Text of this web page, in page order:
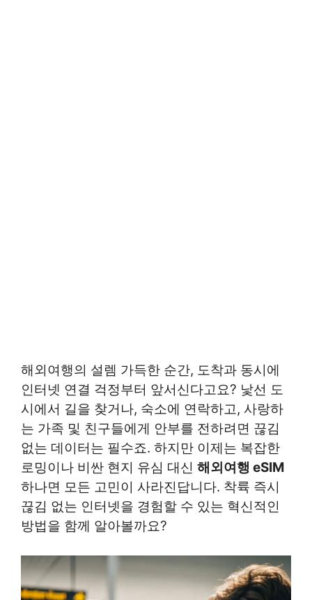
해외여행의 설렘 가득한 순간, 도착과 동시에
인터넷 연결 걱정부터 앞서신다고요? 낯선 도
시에서 길을 찾거나, 숙소에 연락하고, 사랑하
는 가족 및 친구들에게 안부를 전하려면 끊김
없는 데이터는 필수죠. 하지만 이제는 복잡한
로밍이나 비싼 현지 유심 대신 해외여행 eSIM
하나면 모든 고민이 사라진답니다. 착륙 즉시
끊김 없는 인터넷을 경험할 수 있는 혁신적인
방법을 함께 알아볼까요?